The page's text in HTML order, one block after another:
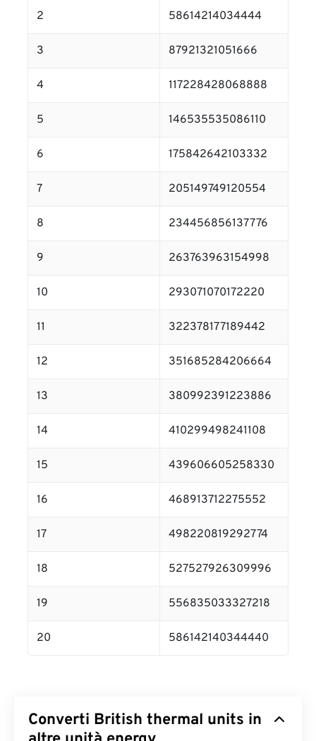
2 58614214034444
3 87921321051666
4 117228428068888
5 146535535086110
6 175842642103332
7 205149749120554
8 234456856137776
9 263763963154998
10 293071070172220
11 322378177189442
12 351685284206664
13 380992391223886
14 410299498241108
15 439606605258330
16 468913712275552
17 498220819292774
18 527527926309996
19 556835033327218
20 586142140344440
Converti British thermal units in